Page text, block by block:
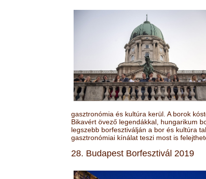
gasztronómia és kultúra kerül. A borok
Bikavért övező legendákkal, hungarikum
legszebb borfesztiválján a bor és kultúra
gasztronómiai kínálat teszi most is
28. Budapest Borfesztivál 2019